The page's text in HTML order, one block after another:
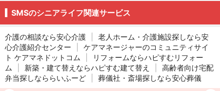
SMSのシニアライフ関連サービス
介護の相談なら安心介護
老人ホーム・介護施設探しなら安
心介護紹介センター
ケアマネージャーのコミュニティサイ
ト ケアマネドットコム
リフォームならハピすむリフォー
ム
新築・建て替えならハピすむ建て替え
高齢者向け宅配
弁当探しなららいふーど
葬儀社・斎場探しなら安心葬儀